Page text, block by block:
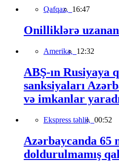
Qafqaz, 16:47
Onilliklərə
Amerika, 12:32
ABŞ-ın Rusiyaya
sanksiyaları
və imkanlar
Ekspress təhlil, 00:52
Azərbaycanda 65
doldurulmamış